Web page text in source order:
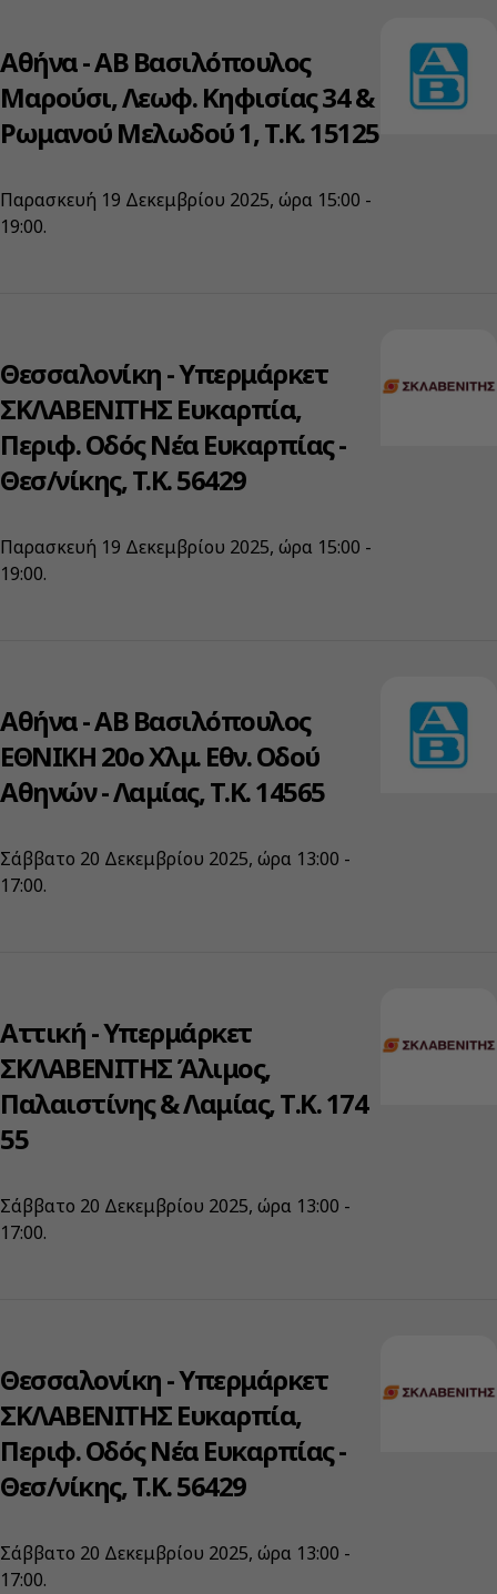
Αθήνα - ΑΒ Βασιλόπουλος
Μαρούσι, Λεωφ. Κηφισίας 34 &
Ρωμανού Μελωδού 1, Τ.Κ. 15125
Παρασκευή 19 Δεκεμβρίου 2025, ώρα 15:00 -
19:00.
Θεσσαλονίκη - Υπερμάρκετ
ΣΚΛΑΒΕΝΙΤΗΣ Ευκαρπία,
Περιφ. Οδός Νέα Ευκαρπίας -
Θεσ/νίκης, T.K. 56429
Παρασκευή 19 Δεκεμβρίου 2025, ώρα 15:00 -
19:00.
Αθήνα - ΑΒ Βασιλόπουλος
ΕΘΝΙΚΗ 20ο Χλμ. Εθν. Οδού
Αθηνών - Λαμίας, Τ.Κ. 14565
Σάββατο 20 Δεκεμβρίου 2025, ώρα 13:00 -
17:00.
Αττική - Υπερμάρκετ
ΣΚΛΑΒΕΝΙΤΗΣ Άλιμος,
Παλαιστίνης & Λαμίας, Τ.Κ. 174
55
Σάββατο 20 Δεκεμβρίου 2025, ώρα 13:00 -
17:00.
Θεσσαλονίκη - Υπερμάρκετ
ΣΚΛΑΒΕΝΙΤΗΣ Ευκαρπία,
Περιφ. Οδός Νέα Ευκαρπίας -
Θεσ/νίκης, T.K. 56429
Σάββατο 20 Δεκεμβρίου 2025, ώρα 13:00 -
17:00.